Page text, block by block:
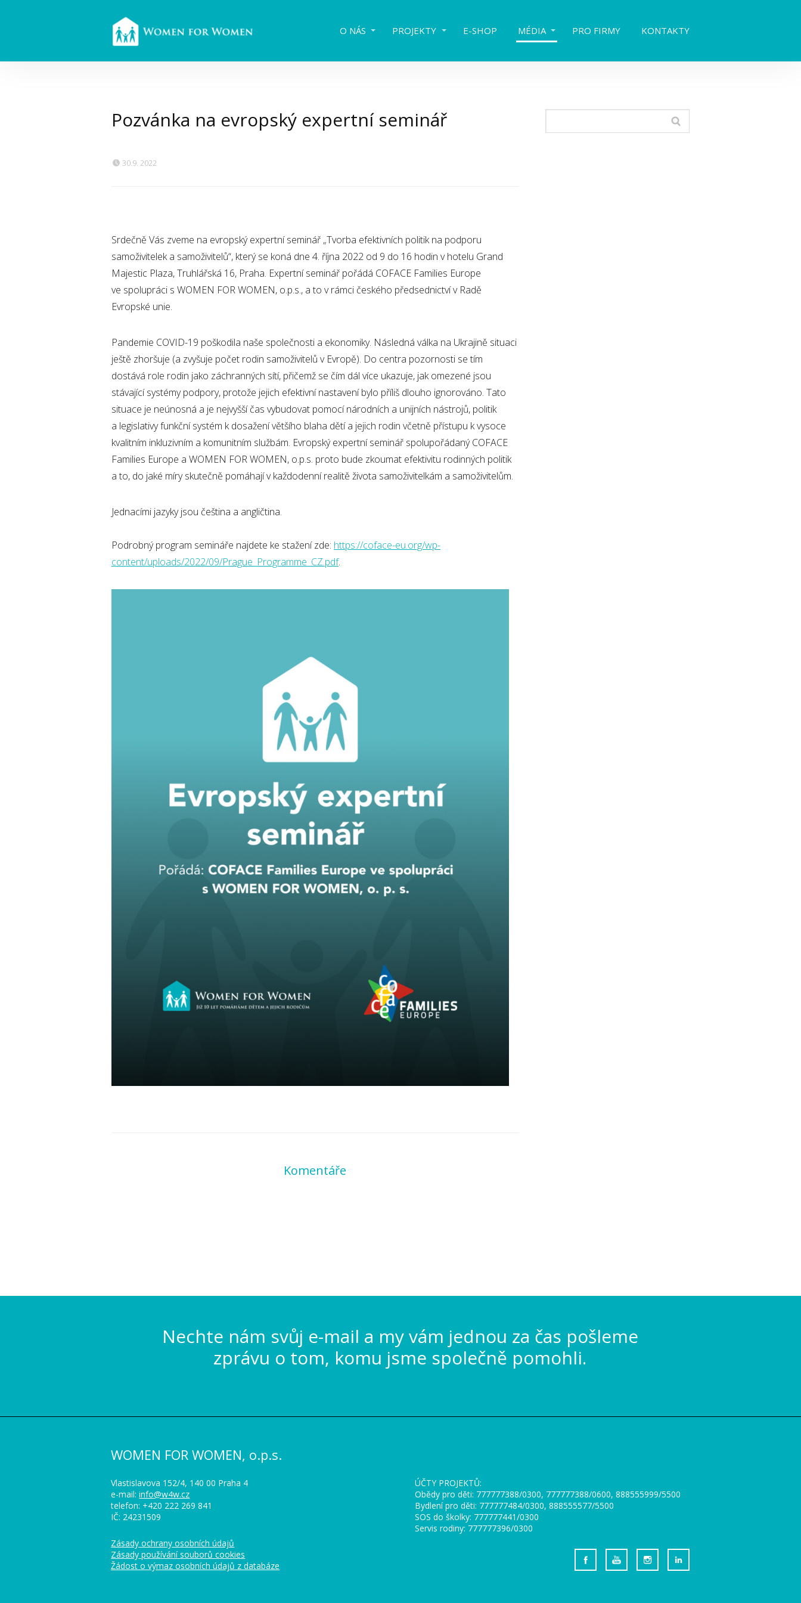
O NÁS PROJEKTY E-SHOP MÉDIA PRO FIRMY KONTAKTY
Pozvánka na evropský expertní seminář
30.9. 2022
Srdečně Vás zveme na evropský expertní seminář „Tvorba efektivních politik na podporu
samoživitelek a samoživitelů“, který se koná dne 4. října 2022 od 9 do 16 hodin v hotelu Grand
Majestic Plaza, Truhlářská 16, Praha. Expertní seminář pořádá COFACE Families Europe
ve spolupráci s WOMEN FOR WOMEN, o.p.s., a to v rámci českého předsednictví v Radě
Evropské unie.
Pandemie COVID-19 poškodila naše společnosti a ekonomiky. Následná válka na Ukrajině situaci
ještě zhoršuje (a zvyšuje počet rodin samoživitelů v Evropě). Do centra pozornosti se tím
dostává role rodin jako záchranných sítí, přičemž se čím dál více ukazuje, jak omezené jsou
stávající systémy podpory, protože jejich efektivní nastavení bylo příliš dlouho ignorováno. Tato
situace je neúnosná a je nejvyšší čas vybudovat pomocí národních a unijních nástrojů, politik
a legislativy funkční systém k dosažení většího blaha dětí a jejich rodin včetně přístupu k vysoce
kvalitním inkluzivním a komunitním službám. Evropský expertní seminář spolupořádaný COFACE
Families Europe a WOMEN FOR WOMEN, o.p.s. proto bude zkoumat efektivitu rodinných politik
a to, do jaké míry skutečně pomáhají v každodenní realitě života samoživitelkám a samoživitelům.
Jednacími jazyky jsou čeština a angličtina.
Podrobný program semináře najdete ke stažení zde: https://coface-eu.org/wp-
content/uploads/2022/09/Prague_Programme_CZ.pdf.
Komentáře
Nechte nám svůj e-mail a my vám jednou za čas pošleme
zprávu o tom, komu jsme společně pomohli.
WOMEN FOR WOMEN, o.p.s.
Vlastislavova 152/4, 140 00 Praha 4
e-mail:info@w4w.cz
telefon: +420 222 269 841
IČ: 24231509
Zásady ochrany osobních údajů
Zásady používání souborů cookies
Žádost o výmaz osobních údajů z databáze
ÚČTY PROJEKTŮ:
Obědy pro děti: 777777388/0300, 777777388/0600, 888555999/5500
Bydlení pro děti: 777777484/0300, 888555577/5500
SOS do školky: 777777441/0300
Servis rodiny: 777777396/0300